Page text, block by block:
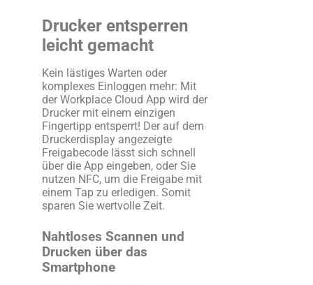
Drucker entsperren
leicht gemacht
Kein lästiges Warten oder
komplexes Einloggen mehr: Mit
der Workplace Cloud App wird der
Drucker mit einem einzigen
Fingertipp entsperrt! Der auf dem
Druckerdisplay angezeigte
Freigabecode lässt sich schnell
über die App eingeben, oder Sie
nutzen NFC, um die Freigabe mit
einem Tap zu erledigen. Somit
sparen Sie wertvolle Zeit.
Nahtloses Scannen und
Drucken über das
Smartphone